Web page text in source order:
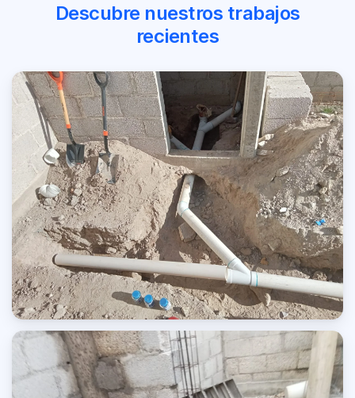
Descubre nuestros trabajos
recientes